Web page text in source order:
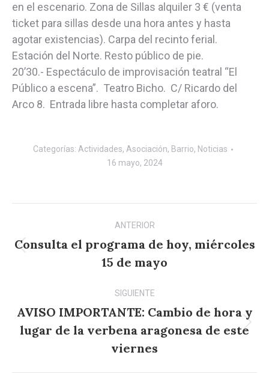
en el escenario. Zona de Sillas alquiler 3 € (venta
ticket para sillas desde una hora antes y hasta
agotar existencias). Carpa del recinto ferial.
Estación del Norte. Resto público de pie.
20’30.- Espectáculo de improvisación teatral “El
Público a escena”. Teatro Bicho. C/ Ricardo del
Arco 8. Entrada libre hasta completar aforo.
Categorías: Actividades, Asociación, Barrio, Noticias
16 mayo, 2024
Navegación
entre
publicaciones
ANTERIOR
Publicación
anterior:
Consulta el programa de hoy, miércoles
15 de mayo
SIGUIENTE
Publicación
siguiente:
AVISO IMPORTANTE: Cambio de hora y
lugar de la verbena aragonesa de este
viernes